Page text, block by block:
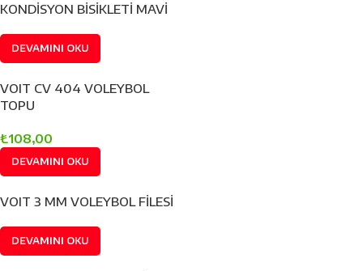
KONDİSYON BİSİKLETİ MAVİ
DEVAMINI OKU
VOIT CV 404 VOLEYBOL
TOPU
₺108,00
DEVAMINI OKU
VOIT 3 MM VOLEYBOL FİLESİ
DEVAMINI OKU